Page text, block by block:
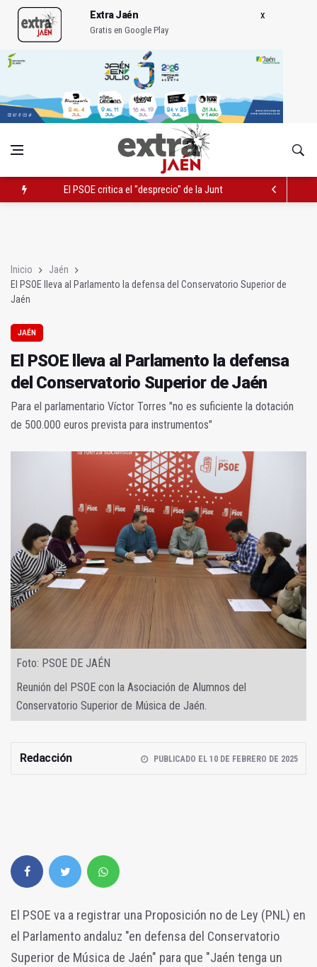
Extra Jaén
Gratis en Google Play
El PSOE critica el "desprecio" de la Junta al Cetedex
Inicio
Jaén
El PSOE lleva al Parlamento la defensa del Conservatorio Superior de
Jaén
JAÉN
El PSOE lleva al Parlamento la defensa
del Conservatorio Superior de Jaén
Para el parlamentario Víctor Torres "no es suficiente la dotación
de 500.000 euros prevista para instrumentos"
Foto: PSOE DE JAÉN
Reunión del PSOE con la Asociación de Alumnos del
Conservatorio Superior de Música de Jaén.
Redacción PUBLICADO EL 10 DE FEBRERO DE 2025
El PSOE va a registrar una Proposición no de Ley (PNL) en
el Parlamento andaluz "en defensa del Conservatorio
Superior de Música de Jaén" para que "Jaén tenga un